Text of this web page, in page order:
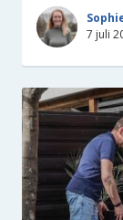
7 juli